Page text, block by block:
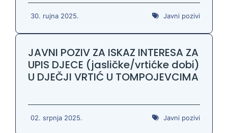
30. rujna 2025. Javni pozivi
JAVNI POZIV ZA ISKAZ INTERESA ZA
UPIS DJECE (jasličke/vrtićke dobi)
U DJEČJI VRTIĆ U TOMPOJEVCIMA
02. srpnja 2025. Javni pozivi